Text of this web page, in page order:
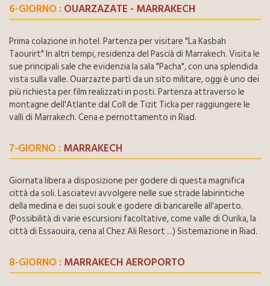
6-GIORNO : OUARZAZATE - MARRAKECH
Prima colazione in hotel. Partenza per visitare "La Kasbah
Taourirt" In altri tempi, residenza del Pascià di Marrakech. Visita le
sue principali sale che evidenzia la sala "Pacha", con una splendida
vista sulla valle. Ouarzazte partì da un sito militare, oggi è uno dei
più richiesta per film realizzati in posti. Partenza attraverso le
montagne dell'Atlante dal Coll de Tizit Ticka per raggiungere le
valli di Marrakech. Cena e pernottamento in Riad.
7-GIORNO : MARRAKECH
Giornata libera a disposizione per godere di questa magnifica
città da soli. Lasciatevi avvolgere nelle sue strade labirintiche
della medina e dei suoi souk e godere di bancarelle all'aperto.
(Possibilità di varie escursioni facoltative, come valle di Ourika, la
città di Essaouira, cena al Chez Ali Resort ...) Sistemazione in Riad.
8-GIORNO : MARRAKECH AEROPORTO